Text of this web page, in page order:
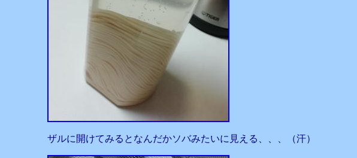
ザルに開けてみるとなんだかソバみたいに見える、、、（汗）